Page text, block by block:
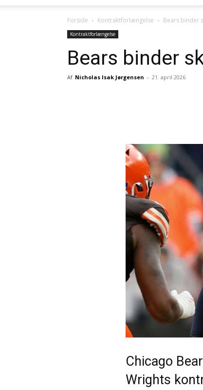
Forside Kontraktforlængelse Bears binder
Kontraktforlængelse
Bears binder
Af Nicholas Isak Jørgensen - 21. april 2026
Chicago
Wrights